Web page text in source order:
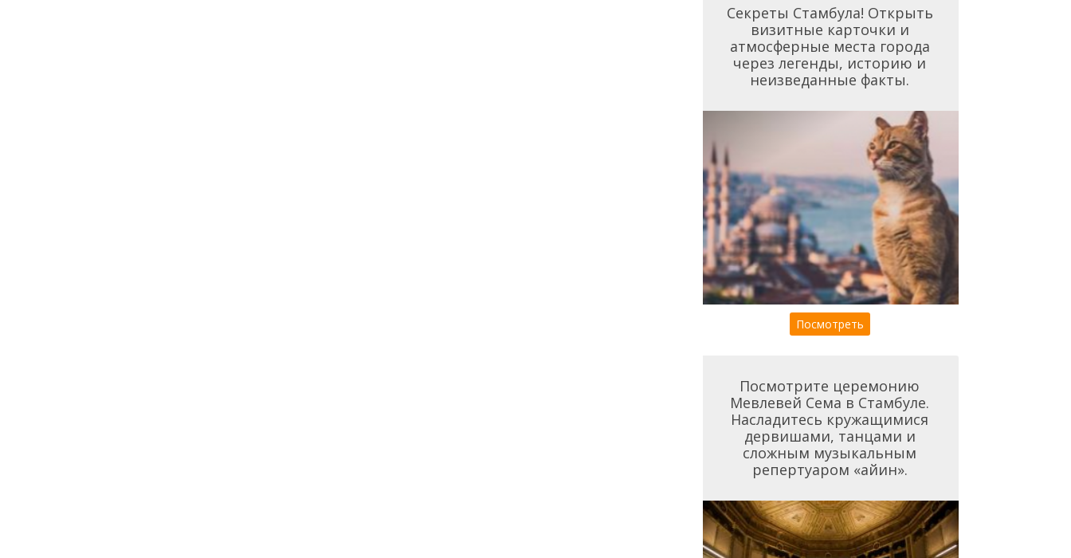
Секреты Стамбула! Открыть
визитные карточки и
атмосферные места города
через легенды, историю и
неизведанные факты.
Посмотреть
Посмотрите церемонию
Мевлевей Сема в Стамбуле.
Насладитесь кружащимися
дервишами, танцами и
сложным музыкальным
репертуаром «айин».